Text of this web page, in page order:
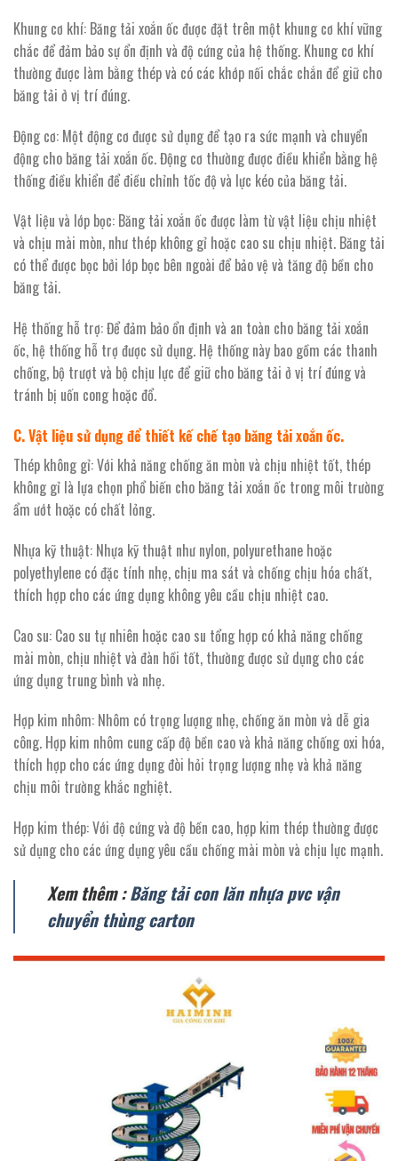
Khung cơ khí: Băng tải xoắn ốc được đặt trên một khung cơ khí vững
chắc để đảm bảo sự ổn định và độ cứng của hệ thống. Khung cơ khí
thường được làm bằng thép và có các khớp nối chắc chắn để giữ cho
băng tải ở vị trí đúng.
Động cơ: Một động cơ được sử dụng để tạo ra sức mạnh và chuyển
động cho băng tải xoắn ốc. Động cơ thường được điều khiển bằng hệ
thống điều khiển để điều chỉnh tốc độ và lực kéo của băng tải.
Vật liệu và lớp bọc: Băng tải xoắn ốc được làm từ vật liệu chịu nhiệt
và chịu mài mòn, như thép không gỉ hoặc cao su chịu nhiệt. Băng tải
có thể được bọc bởi lớp bọc bên ngoài để bảo vệ và tăng độ bền cho
băng tải.
Hệ thống hỗ trợ: Để đảm bảo ổn định và an toàn cho băng tải xoắn
ốc, hệ thống hỗ trợ được sử dụng. Hệ thống này bao gồm các thanh
chống, bộ trượt và bộ chịu lực để giữ cho băng tải ở vị trí đúng và
tránh bị uốn cong hoặc đổ.
C. Vật liệu sử dụng để thiết kế chế tạo băng tải xoắn ốc.
Thép không gỉ: Với khả năng chống ăn mòn và chịu nhiệt tốt, thép
không gỉ là lựa chọn phổ biến cho băng tải xoắn ốc trong môi trường
ẩm ướt hoặc có chất lỏng.
Nhựa kỹ thuật: Nhựa kỹ thuật như nylon, polyurethane hoặc
polyethylene có đặc tính nhẹ, chịu ma sát và chống chịu hóa chất,
thích hợp cho các ứng dụng không yêu cầu chịu nhiệt cao.
Cao su: Cao su tự nhiên hoặc cao su tổng hợp có khả năng chống
mài mòn, chịu nhiệt và đàn hồi tốt, thường được sử dụng cho các
ứng dụng trung bình và nhẹ.
Hợp kim nhôm: Nhôm có trọng lượng nhẹ, chống ăn mòn và dễ gia
công. Hợp kim nhôm cung cấp độ bền cao và khả năng chống oxi hóa,
thích hợp cho các ứng dụng đòi hỏi trọng lượng nhẹ và khả năng
chịu môi trường khắc nghiệt.
Hợp kim thép: Với độ cứng và độ bền cao, hợp kim thép thường được
sử dụng cho các ứng dụng yêu cầu chống mài mòn và chịu lực mạnh.
Xem thêm :Băng tải con lăn nhựa pvc vận
chuyển thùng carton